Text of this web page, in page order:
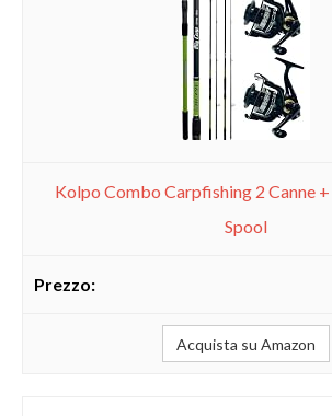
Kolpo Combo Carpfishing 2 Canne
Spool
Acquista su Amazon